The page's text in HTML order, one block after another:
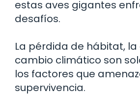
estas aves gigantes
desafíos.
La pérdida de hábitat, la
cambio climático son
los factores que
supervivencia.